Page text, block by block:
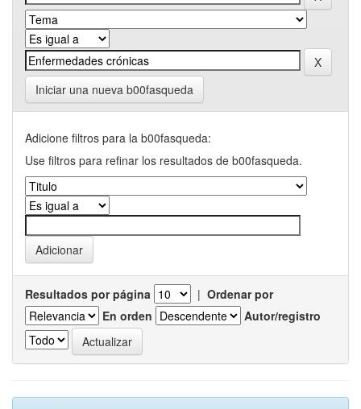
Iniciar una nueva b00fasqueda
Adicione filtros para la b00fasqueda:
Use filtros para refinar los resultados de b00fasqueda.
Resultados por página | Ordenar por
En orden
Autor/registro